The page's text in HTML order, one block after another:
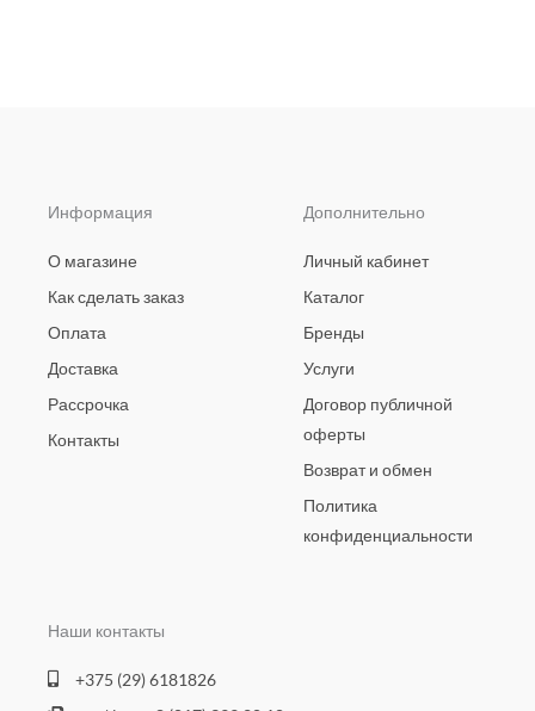
Информация
О магазине
Как сделать заказ
Оплата
Доставка
Рассрочка
Контакты
Дополнительно
Личный кабинет
Каталог
Бренды
Услуги
Договор публичной
оферты
Возврат и обмен
Политика
конфиденциальности
Наши контакты
+375 (29) 6181826